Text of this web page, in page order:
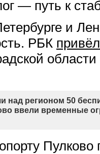
— путь к
и
РБК привёл
над регионом 50
ввели временные